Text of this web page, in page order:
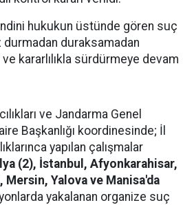
hukukun üstünde gören suç
durmadan duraksamadan
kararlılıkla sürdürmeye devam
ve Jandarma Genel
Başkanlığı koordinesinde; İl
yapılan çalışmalar
(2), İstanbul, Afyonkarahisar,
Mersin, Yalova ve Manisa'da
yakalanan organize suç